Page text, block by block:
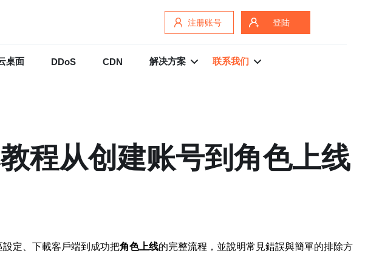
注册账号 登陆
桌面 DDoS CDN 解决方案 联系我们
程从创建账号到角色上线
設定、下載客戶端到成功把角色上线的完整流程，並說明常見錯誤與簡單的排除方